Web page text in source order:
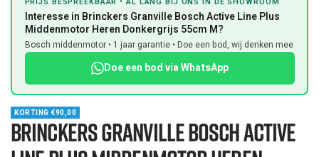
to
slide
1
to
slide
2
to
slide
3
to
slide
4
to
slide
5
to
slide
6
Interesse in Brinckers Granville Bosch Active Line Plus
Middenmotor Heren Donkergrijs 55cm M?
Bosch middenmotor • 1 jaar garantie • Doe een bod, wij denken mee
Doe een bod via WhatsApp
KORTING €90,00
Brinckers Granville Bosch Active